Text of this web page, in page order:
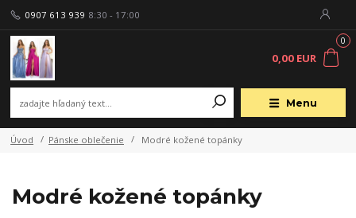
Menu
0907 613 939 8:30 - 17:00
0
0,00 EUR
Úvod Pánske oblečenie Modré kožené topánky
Modré kožené topánky